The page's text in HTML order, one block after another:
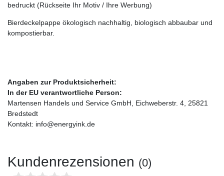
bedruckt (Rückseite Ihr Motiv / Ihre Werbung)
Bierdeckelpappe ökologisch nachhaltig, biologisch abbaubar und
kompostierbar.
Angaben zur Produktsicherheit:
In der EU verantwortliche Person:
Martensen Handels und Service GmbH, Eichweberstr. 4, 25821
Bredstedt
Kontakt: info@energyink.de
Kundenrezensionen (0)